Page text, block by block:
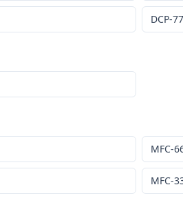
DCP-
MFC-
MFC-